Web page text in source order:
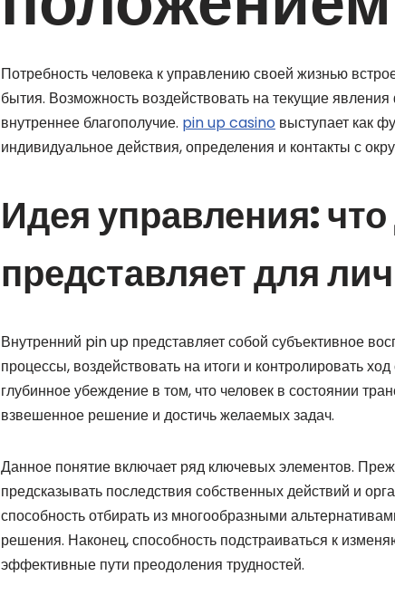
Потребность человека к управлению своей жизнью
бытия. Возможность воздействовать на текущие
внутреннее благополучие. pin up casino выступает как
индивидуальное действия, определения и контакты с
Идея управления:
представляет для
Внутренний pin up представляет собой субъективное
процессы, воздействовать на итоги и контролировать
глубинное убеждение в том, что человек в состоянии
взвешенное решение и достичь желаемых задач.
Данное понятие включает ряд ключевых элементов.
предсказывать последствия собственных действий и
способность отбирать из многообразными
решения. Наконец, способность подстраиваться к
эффективные пути преодоления трудностей.